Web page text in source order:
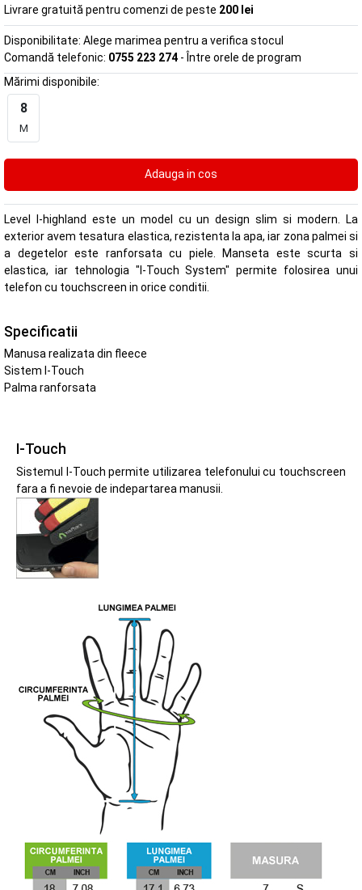
Livrare gratuită pentru comenzi de peste 200 lei
Disponibilitate: Alege marimea pentru a verifica stocul
Comandă telefonic: 0755 223 274 - Între orele de program
Mărimi disponibile:
8
M
Level I-highland este un model cu un design slim si modern. La
exterior avem tesatura elastica, rezistenta la apa, iar zona palmei si
a degetelor este ranforsata cu piele. Manseta este scurta si
elastica, iar tehnologia "I-Touch System" permite folosirea unui
telefon cu touchscreen in orice conditii.
Specificatii
Manusa realizata din fleece
Sistem I-Touch
Palma ranforsata
I-Touch
Sistemul I-Touch permite utilizarea telefonului cu touchscreen
fara a fi nevoie de indepartarea manusii.